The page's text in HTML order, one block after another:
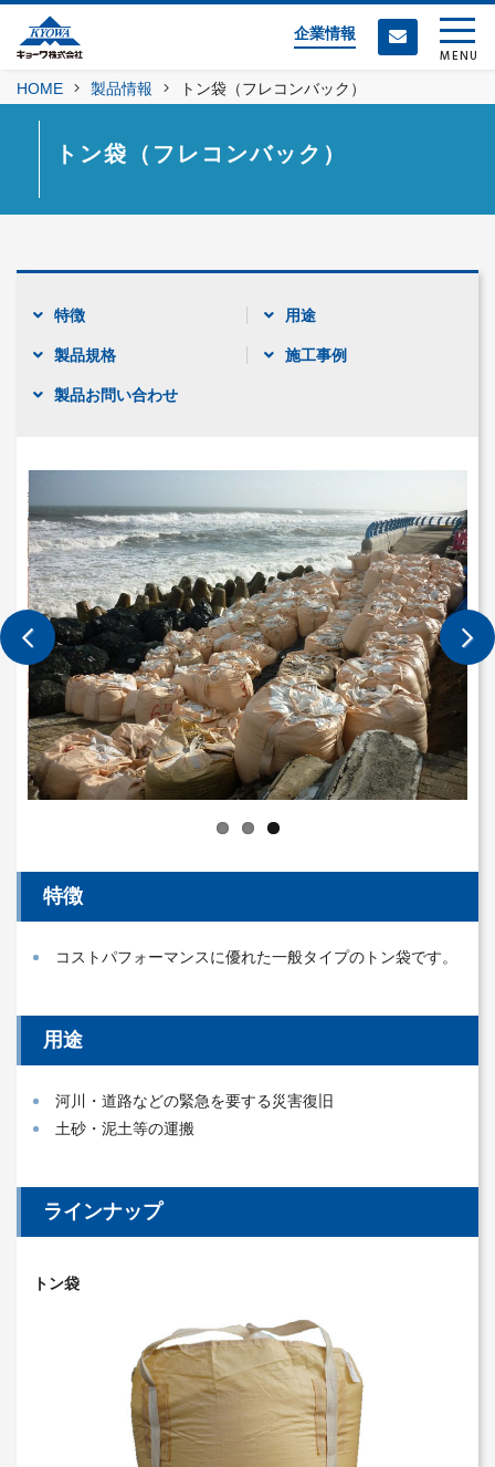
企業情報
MENU
HOME 製品情報 トン袋（フレコンバック）
トン袋（フレコンバック）
特徴 用途
製品規格 施工事例
製品お問い合わせ
特徴
コストパフォーマンスに優れた一般タイプのトン袋です。
用途
河川・道路などの緊急を要する災害復旧
土砂・泥土等の運搬
ラインナップ
トン袋